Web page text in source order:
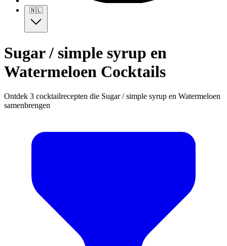
🇳🇱
Sugar / simple syrup en
Watermeloen Cocktails
Ontdek 3 cocktailrecepten die Sugar / simple syrup en Watermeloen
samenbrengen